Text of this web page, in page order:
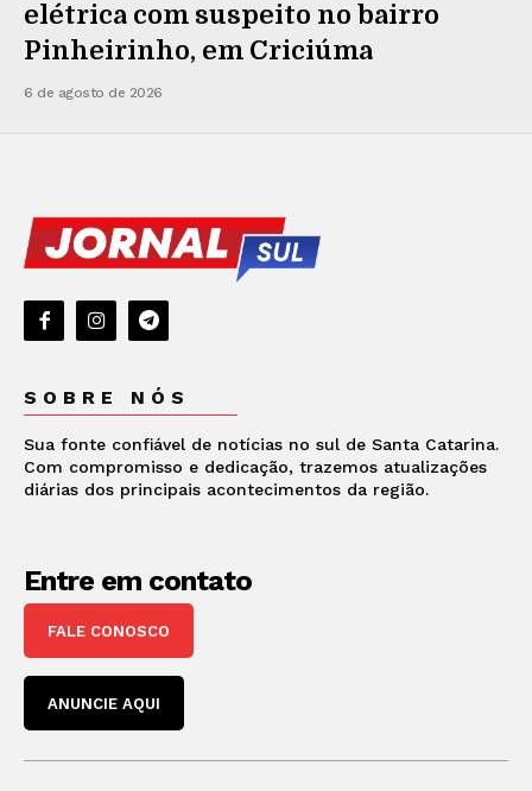
elétrica com suspeito no bairro
Pinheirinho, em Criciúma
6 de agosto de 2026
SOBRE NÓS
Sua fonte confiável de notícias no sul de Santa Catarina.
Com compromisso e dedicação, trazemos atualizações
diárias dos principais acontecimentos da região.
Entre em contato
FALE CONOSCO
ANUNCIE AQUI